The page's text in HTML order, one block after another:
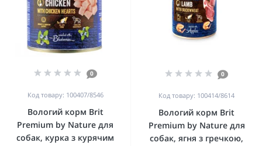
0
Код товару: 100407/8546
Вологий корм Brit
Premium by Nature для
собак, курка з курячим
0
Код товару: 100414/8614
Вологий корм Brit
Premium by Nature для
собак, ягня з гречкою,